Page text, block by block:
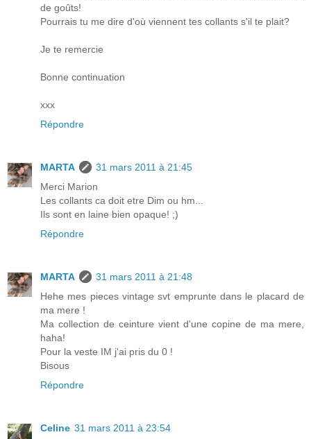
de goûts!
Pourrais tu me dire d'où viennent tes collants s'il te plait?
Je te remercie
Bonne continuation
xxx
Répondre
MARTA
31 mars 2011 à 21:45
Merci Marion
Les collants ca doit etre Dim ou hm...
Ils sont en laine bien opaque! ;)
Répondre
MARTA
31 mars 2011 à 21:48
Hehe mes pieces vintage svt emprunte dans le placard de
ma mere !
Ma collection de ceinture vient d'une copine de ma mere,
haha!
Pour la veste IM j'ai pris du 0 !
Bisous
Répondre
Celine 31 mars 2011 à 23:54